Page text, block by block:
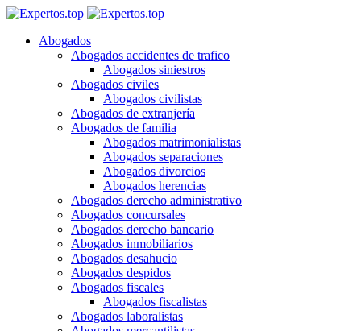
Abogados
Abogados accidentes de trafico
Abogados siniestros
Abogados civiles
Abogados civilistas
Abogados de extranjería
Abogados de familia
Abogados matrimonialistas
Abogados separaciones
Abogados divorcios
Abogados herencias
Abogados derecho administrativo
Abogados concursales
Abogados derecho bancario
Abogados inmobiliarios
Abogados desahucio
Abogados despidos
Abogados fiscales
Abogados fiscalistas
Abogados laboralistas